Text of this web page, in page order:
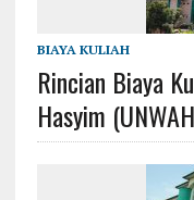
BIAYA KULIAH
Rincian Biaya
Hasyim